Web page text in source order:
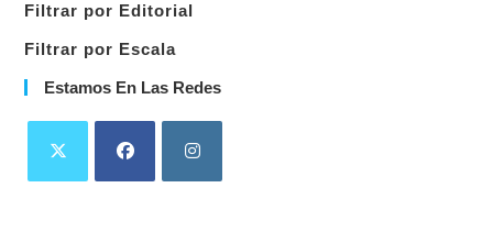
Filtrar por Editorial
Filtrar por Escala
Estamos En Las Redes